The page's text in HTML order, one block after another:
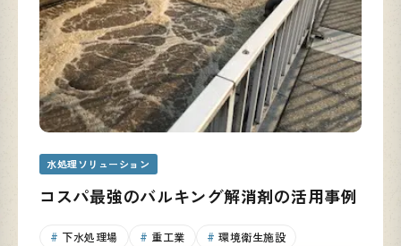
水処理ソリューション
コスパ最強のバルキング解消剤の活用事例
下水処理場 重工業 環境衛生施設